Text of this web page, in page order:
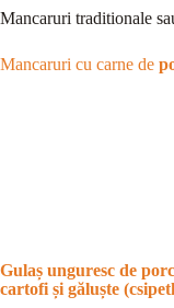
Mancaruri traditionale
Mancaruri cu carne de
Gulaș unguresc de
cartofi și găluște